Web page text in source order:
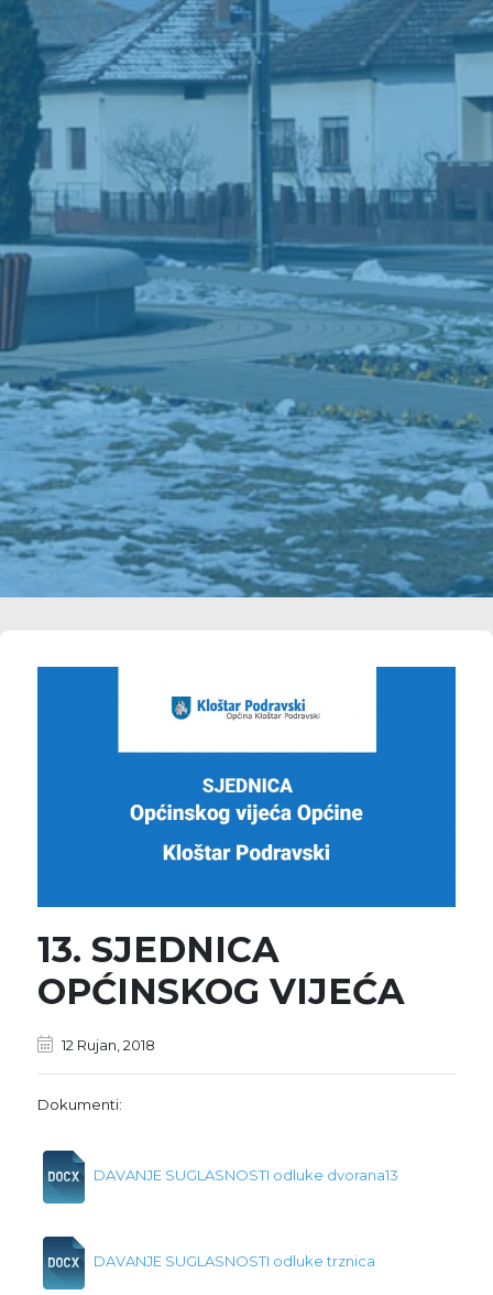
13. SJEDNICA
OPĆINSKOG VIJEĆA
12 Rujan, 2018
Dokumenti:
DAVANJE SUGLASNOSTI odluke dvorana13
DAVANJE SUGLASNOSTI odluke trznica